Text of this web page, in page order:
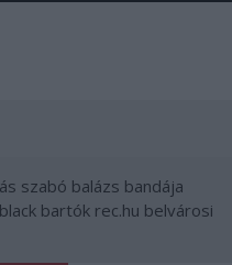
szabó balázs bandája
black bartók rec.hu belvárosi